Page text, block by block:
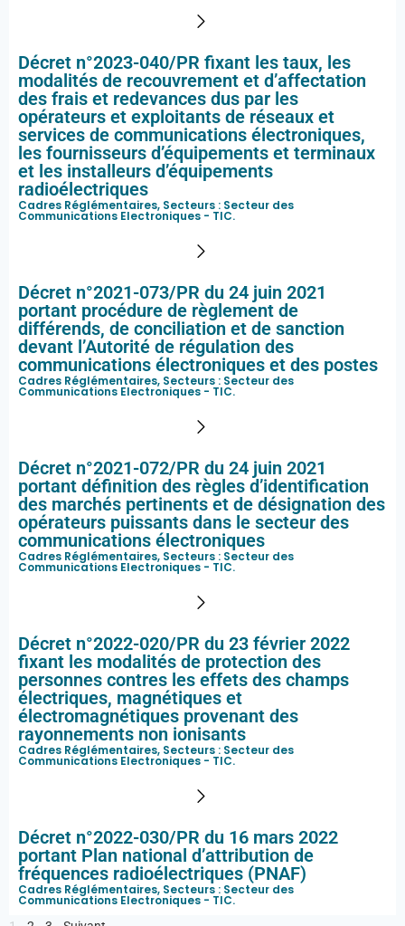
Décret n°2023-040/PR fixant les taux, les
modalités de recouvrement et d’affectation
des frais et redevances dus par les
opérateurs et exploitants de réseaux et
services de communications électroniques,
les fournisseurs d’équipements et terminaux
et les installeurs d’équipements
radioélectriques
Cadres Réglémentaires, Secteurs : Secteur des
Communications Electroniques - TIC.
Décret n°2021-073/PR du 24 juin 2021
portant procédure de règlement de
différends, de conciliation et de sanction
devant l’Autorité de régulation des
communications électroniques et des postes
Cadres Réglémentaires, Secteurs : Secteur des
Communications Electroniques - TIC.
Décret n°2021-072/PR du 24 juin 2021
portant définition des règles d’identification
des marchés pertinents et de désignation des
opérateurs puissants dans le secteur des
communications électroniques
Cadres Réglémentaires, Secteurs : Secteur des
Communications Electroniques - TIC.
Décret n°2022-020/PR du 23 février 2022
fixant les modalités de protection des
personnes contres les effets des champs
électriques, magnétiques et
électromagnétiques provenant des
rayonnements non ionisants
Cadres Réglémentaires, Secteurs : Secteur des
Communications Electroniques - TIC.
Décret n°2022-030/PR du 16 mars 2022
portant Plan national d’attribution de
fréquences radioélectriques (PNAF)
Cadres Réglémentaires, Secteurs : Secteur des
Communications Electroniques - TIC.